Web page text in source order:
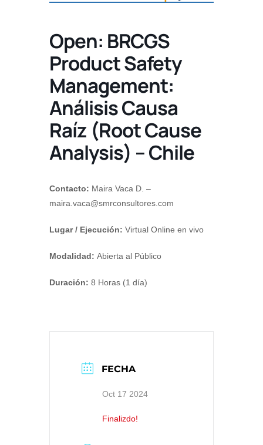
Open: BRCGS
Product Safety
Management:
Análisis Causa
Raíz (Root Cause
Analysis) – Chile
Contacto: Maira Vaca D. –
maira.vaca@smrconsultores.com
Lugar / Ejecución: Virtual Online en vivo
Modalidad: Abierta al Público
Duración: 8 Horas (1 día)
FECHA
Oct 17 2024
Finalizdo!